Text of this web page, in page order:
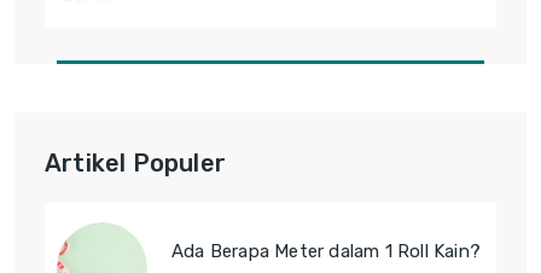
Artikel Populer
Ada Berapa Meter dalam 1 Roll Kain?